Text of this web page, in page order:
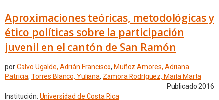
Aproximaciones teóricas, metodológicas y
ético políticas sobre la participación
juvenil en el cantón de San Ramón
porCalvo Ugalde, Adrián Francisco, Muñoz Amores, Adriana
Patricia, Torres Blanco, Yuliana, Zamora Rodríguez, María Marta
Publicado 2016
Institución: Universidad de Costa Rica